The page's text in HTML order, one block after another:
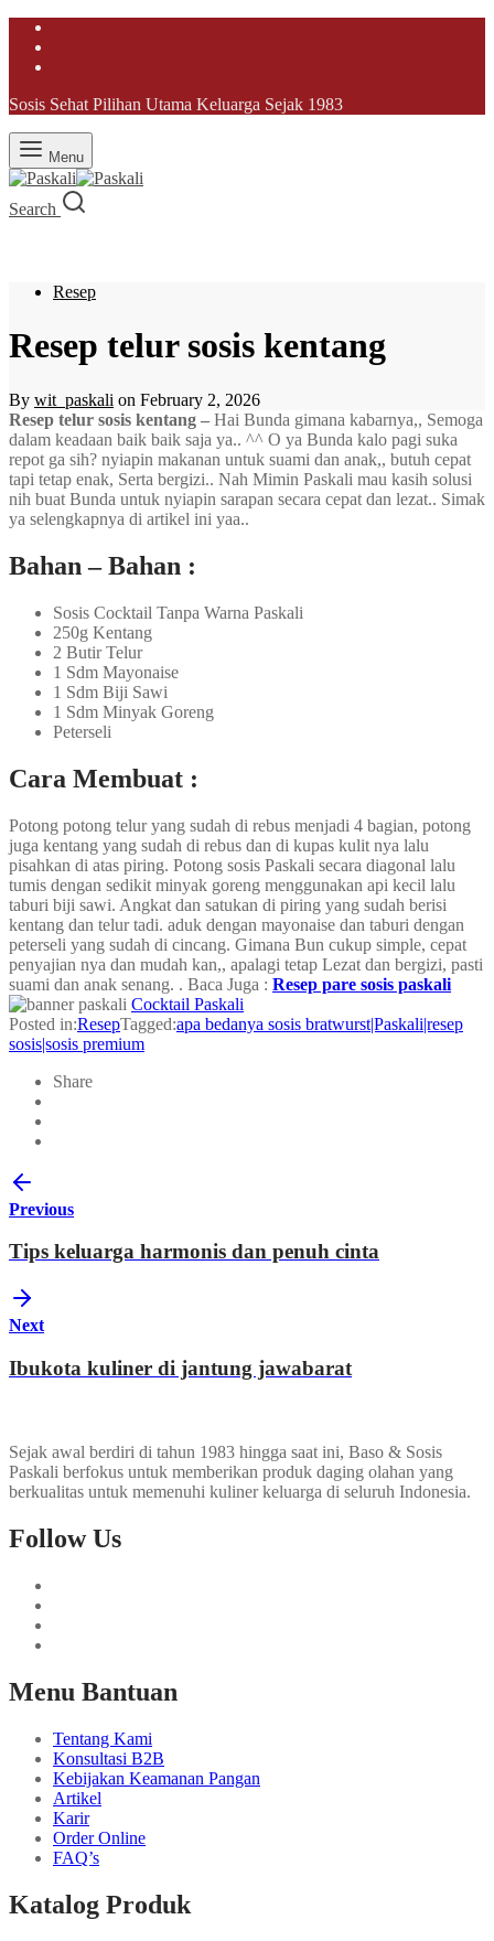
Sosis Sehat Pilihan Utama Keluarga Sejak 1983
Menu
Search
Resep
Resep telur sosis kentang
By wit_paskali on February 2, 2026
Resep telur sosis kentang – Hai Bunda gimana kabarnya,, Semoga
dalam keadaan baik baik saja ya.. ^^ O ya Bunda kalo pagi suka
repot ga sih? nyiapin makanan untuk suami dan anak,, butuh cepat
tapi tetap enak, Serta bergizi.. Nah Mimin Paskali mau kasih solusi
nih buat Bunda untuk nyiapin sarapan secara cepat dan lezat.. Simak
ya selengkapnya di artikel ini yaa..
Bahan – Bahan :
Sosis Cocktail Tanpa Warna Paskali
250g Kentang
2 Butir Telur
1 Sdm Mayonaise
1 Sdm Biji Sawi
1 Sdm Minyak Goreng
Peterseli
Cara Membuat :
Potong potong telur yang sudah di rebus menjadi 4 bagian, potong
juga kentang yang sudah di rebus dan di kupas kulit nya lalu
pisahkan di atas piring. Potong sosis Paskali secara diagonal lalu
tumis dengan sedikit minyak goreng menggunakan api kecil lalu
taburi biji sawi. Angkat dan satukan di piring yang sudah berisi
kentang dan telur tadi. aduk dengan mayonaise dan taburi dengan
peterseli yang sudah di cincang. Gimana Bun cukup simple, cepat
penyajian nya dan mudah kan,, apalagi tetap Lezat dan bergizi, pasti
suami dan anak senang. . Baca Juga : Resep pare sosis paskali
Cocktail Paskali
Posted in:ResepTagged:apa bedanya sosis bratwurst|Paskali|resep
sosis|sosis premium
Share
Previous
Tips keluarga harmonis dan penuh cinta
Next
Ibukota kuliner di jantung jawabarat
Sejak awal berdiri di tahun 1983 hingga saat ini, Baso & Sosis
Paskali berfokus untuk memberikan produk daging olahan yang
berkualitas untuk memenuhi kuliner keluarga di seluruh Indonesia.
Follow Us
Menu Bantuan
Tentang Kami
Konsultasi B2B
Kebijakan Keamanan Pangan
Artikel
Karir
Order Online
FAQ’s
Katalog Produk